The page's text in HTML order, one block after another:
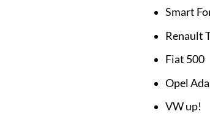
Smart
Renault
Fiat 500
Opel
VW up!